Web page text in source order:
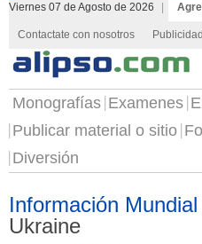
Viernes 07 de Agosto de 2026
Contactate con nosotros
Monografías Examenes
Publicar material o sitio
Diversión
Información Mundial
Ukraine